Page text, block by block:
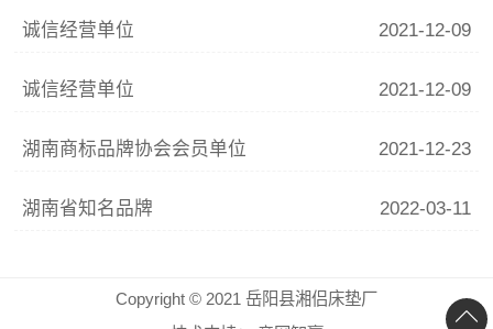
诚信经营单位 2021-12-09
诚信经营单位 2021-12-09
湖南商标品牌协会会员单位 2021-12-23
湖南省知名品牌 2022-03-11
Copyright © 2021 岳阳县湘侣床垫厂